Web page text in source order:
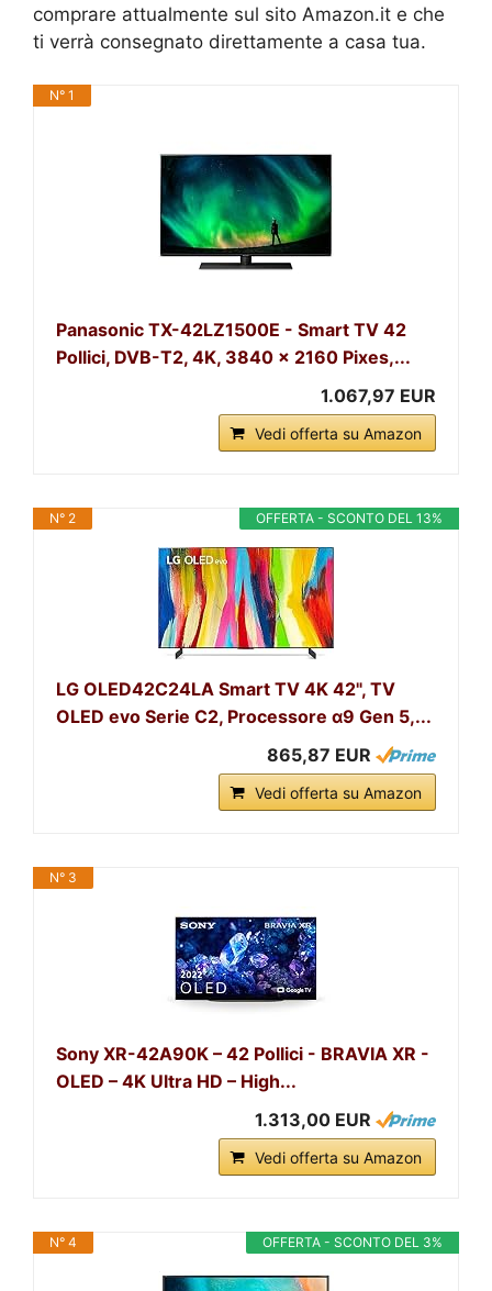
comprare attualmente sul sito Amazon.it e che
ti verrà consegnato direttamente a casa tua.
N° 1
Panasonic TX-42LZ1500E - Smart TV 42
Pollici, DVB-T2, 4K, 3840 x 2160 Pixes,...
1.067,97 EUR
Vedi offerta su Amazon
OFFERTA - SCONTO DEL 13%
N° 2
LG OLED42C24LA Smart TV 4K 42", TV
OLED evo Serie C2, Processore α9 Gen 5,...
865,87 EUR
Vedi offerta su Amazon
N° 3
Sony XR-42A90K – 42 Pollici - BRAVIA XR -
OLED – 4K Ultra HD – High...
1.313,00 EUR
Vedi offerta su Amazon
OFFERTA - SCONTO DEL 3%
N° 4